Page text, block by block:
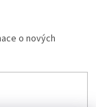
o nových